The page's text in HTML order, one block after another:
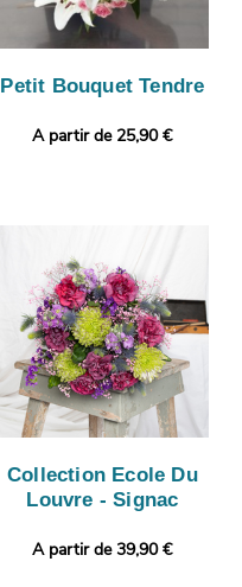
Petit Bouquet Tendre
A partir de 25,90 €
Collection Ecole Du
Louvre - Signac
A partir de 39,90 €